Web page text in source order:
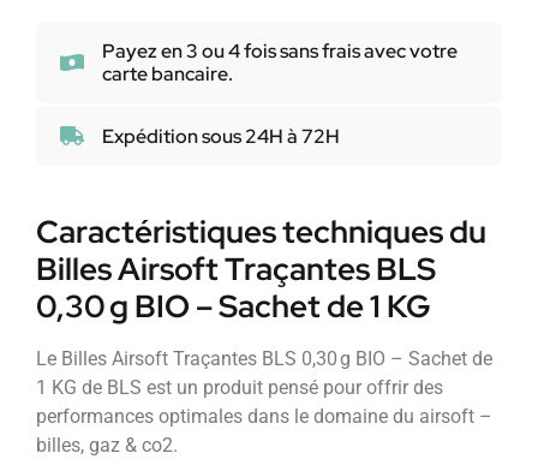
Payez en 3 ou 4 fois sans frais avec votre
carte bancaire.
Expédition sous 24H à 72H
Caractéristiques techniques du
Billes Airsoft Traçantes BLS
0,30 g BIO – Sachet de 1 KG
Le Billes Airsoft Traçantes BLS 0,30 g BIO – Sachet de
1 KG de BLS est un produit pensé pour offrir des
performances optimales dans le domaine du airsoft –
billes, gaz & co2.